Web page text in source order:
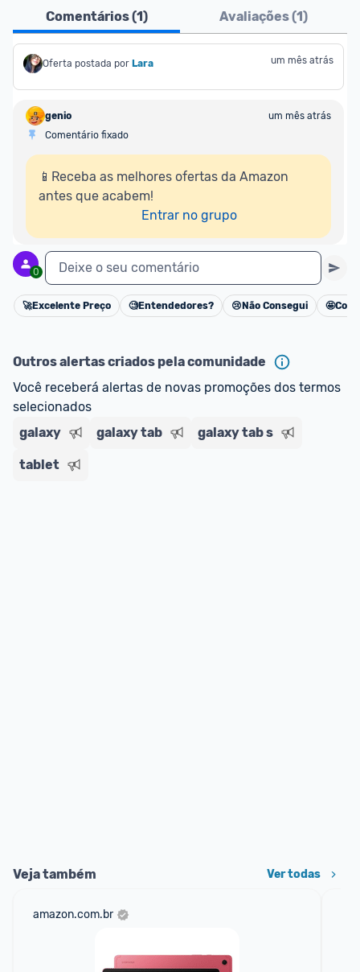
Comentários (1) Avaliações (1)
Oferta postada por Lara um mês atrás
genio
um mês atrás
Comentário fixado
📱Receba as melhores ofertas da Amazon
antes que acabem!
Entrar no grupo
0 Deixe o seu comentário
Cancelar
🚀Excelente Preço 🧐Entendedores? 😢 Não Consegui 🤩
Outros alertas criados pela comunidade
Você receberá alertas de novas promoções dos termos
selecionados
galaxy
galaxy tab galaxy tab s
tablet
Veja também Ver todas
amazon.com.br